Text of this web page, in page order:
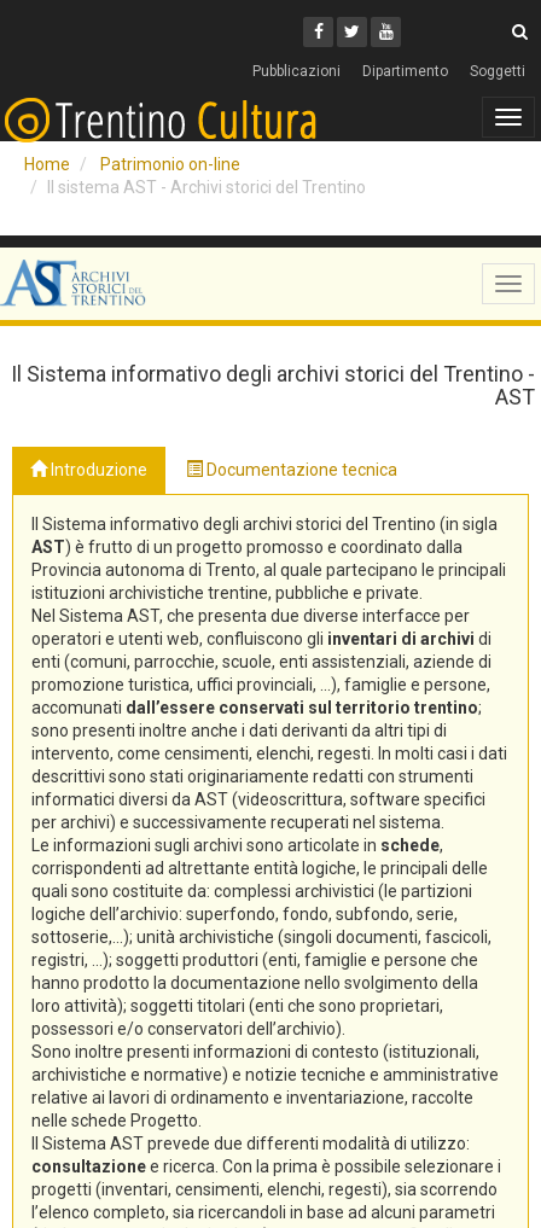
Facebook
Twitter
Youtube
Pubblicazioni Dipartimento Soggetti
Home
Patrimonio on-line
Il sistema AST - Archivi storici del Trentino
Il Sistema informativo degli archivi storici del Trentino -
AST
Introduzione Documentazione tecnica
Il Sistema informativo degli archivi storici del Trentino (in sigla
AST) è frutto di un progetto promosso e coordinato dalla
Provincia autonoma di Trento, al quale partecipano le principali
istituzioni archivistiche trentine, pubbliche e private.
Nel Sistema AST, che presenta due diverse interfacce per
operatori e utenti web, confluiscono gli inventari di archivi di
enti (comuni, parrocchie, scuole, enti assistenziali, aziende di
promozione turistica, uffici provinciali, ...), famiglie e persone,
accomunati dall’essere conservati sul territorio trentino;
sono presenti inoltre anche i dati derivanti da altri tipi di
intervento, come censimenti, elenchi, regesti. In molti casi i dati
descrittivi sono stati originariamente redatti con strumenti
informatici diversi da AST (videoscrittura, software specifici
per archivi) e successivamente recuperati nel sistema.
Le informazioni sugli archivi sono articolate in schede,
corrispondenti ad altrettante entità logiche, le principali delle
quali sono costituite da: complessi archivistici (le partizioni
logiche dell’archivio: superfondo, fondo, subfondo, serie,
sottoserie,...); unità archivistiche (singoli documenti, fascicoli,
registri, ...); soggetti produttori (enti, famiglie e persone che
hanno prodotto la documentazione nello svolgimento della
loro attività); soggetti titolari (enti che sono proprietari,
possessori e/o conservatori dell’archivio).
Sono inoltre presenti informazioni di contesto (istituzionali,
archivistiche e normative) e notizie tecniche e amministrative
relative ai lavori di ordinamento e inventariazione, raccolte
nelle schede Progetto.
Il Sistema AST prevede due differenti modalità di utilizzo:
consultazionee ricerca. Con la prima è possibile selezionare i
progetti (inventari, censimenti, elenchi, regesti), sia scorrendo
l’elenco completo, sia ricercandoli in base ad alcuni parametri